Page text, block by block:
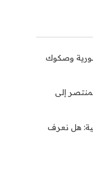
وصكوك
إلى
هل نعرف